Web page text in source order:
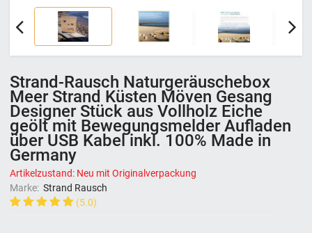
Strand-Rausch Naturgeräuschebox
Meer Strand Küsten Möven Gesang
Designer Stück aus Vollholz Eiche
geölt mit Bewegungsmelder Aufladen
über USB Kabel inkl. 100% Made in
Germany
Artikelzustand: Neu mit Originalverpackung
Marke: Strand Rausch
(5.0)